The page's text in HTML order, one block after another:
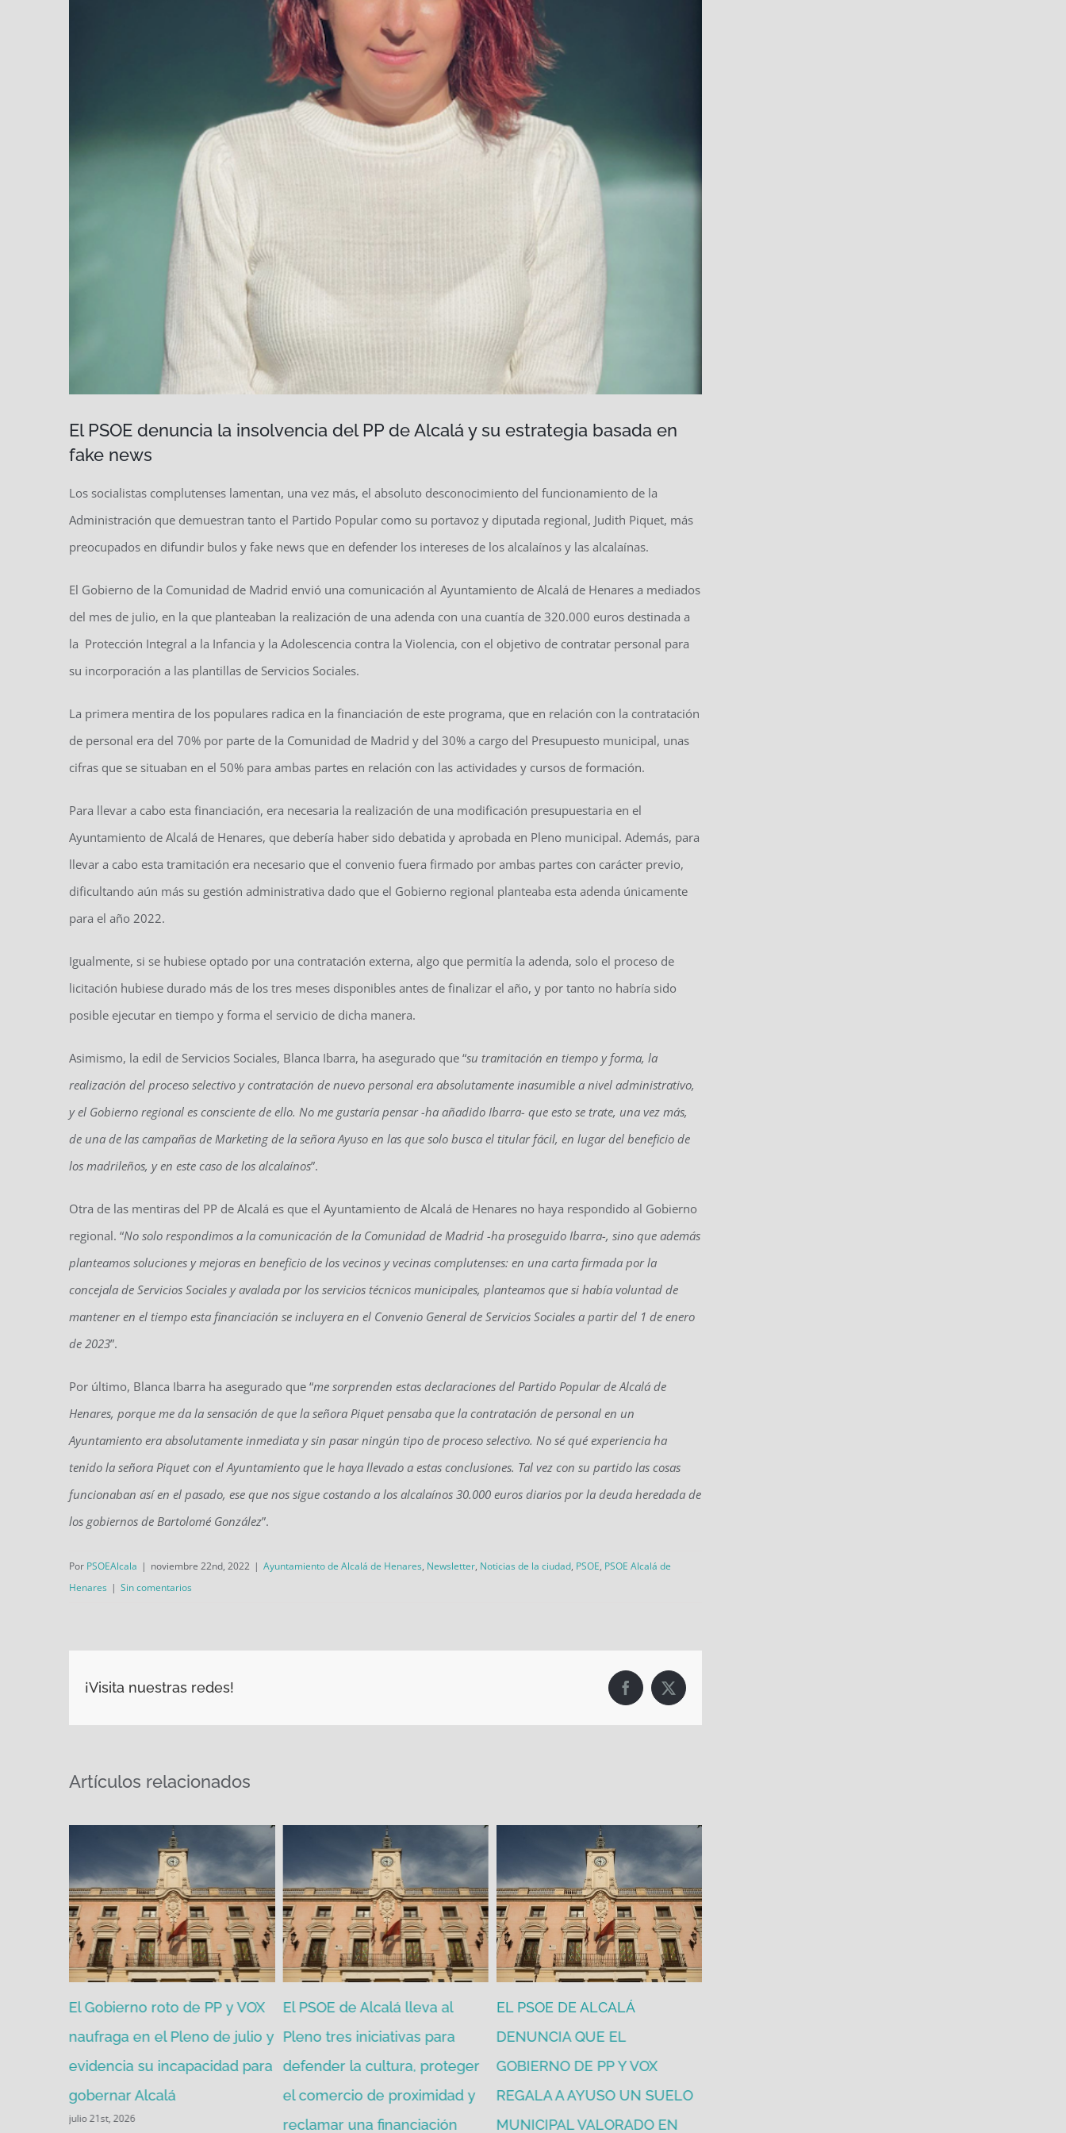
El PSOE denuncia la insolvencia del PP de Alcalá y su estrategia basada en
fake news
Los socialistas complutenses lamentan, una vez más, el absoluto desconocimiento del funcionamiento de la
Administración que demuestran tanto el Partido Popular como su portavoz y diputada regional, Judith Piquet, más
preocupados en difundir bulos y fake news que en defender los intereses de los alcalaínos y las alcalaínas.
El Gobierno de la Comunidad de Madrid envió una comunicación al Ayuntamiento de Alcalá de Henares a mediados
del mes de julio, en la que planteaban la realización de una adenda con una cuantía de 320.000 euros destinada a
la Protección Integral a la Infancia y la Adolescencia contra la Violencia, con el objetivo de contratar personal para
su incorporación a las plantillas de Servicios Sociales.
La primera mentira de los populares radica en la financiación de este programa, que en relación con la contratación
de personal era del 70% por parte de la Comunidad de Madrid y del 30% a cargo del Presupuesto municipal, unas
cifras que se situaban en el 50% para ambas partes en relación con las actividades y cursos de formación.
Para llevar a cabo esta financiación, era necesaria la realización de una modificación presupuestaria en el
Ayuntamiento de Alcalá de Henares, que debería haber sido debatida y aprobada en Pleno municipal. Además, para
llevar a cabo esta tramitación era necesario que el convenio fuera firmado por ambas partes con carácter previo,
dificultando aún más su gestión administrativa dado que el Gobierno regional planteaba esta adenda únicamente
para el año 2022.
Igualmente, si se hubiese optado por una contratación externa, algo que permitía la adenda, solo el proceso de
licitación hubiese durado más de los tres meses disponibles antes de finalizar el año, y por tanto no habría sido
posible ejecutar en tiempo y forma el servicio de dicha manera.
Asimismo, la edil de Servicios Sociales, Blanca Ibarra, ha asegurado que “su tramitación en tiempo y forma, la
realización del proceso selectivo y contratación de nuevo personal era absolutamente inasumible a nivel administrativo,
y el Gobierno regional es consciente de ello. No me gustaría pensar -ha añadido Ibarra- que esto se trate, una vez más,
de una de las campañas de Marketing de la señora Ayuso en las que solo busca el titular fácil, en lugar del beneficio de
los madrileños, y en este caso de los alcalaínos”.
Otra de las mentiras del PP de Alcalá es que el Ayuntamiento de Alcalá de Henares no haya respondido al Gobierno
regional. “No solo respondimos a la comunicación de la Comunidad de Madrid -ha proseguido Ibarra-, sino que además
planteamos soluciones y mejoras en beneficio de los vecinos y vecinas complutenses: en una carta firmada por la
concejala de Servicios Sociales y avalada por los servicios técnicos municipales, planteamos que si había voluntad de
mantener en el tiempo esta financiación se incluyera en el Convenio General de Servicios Sociales a partir del 1 de enero
de 2023”.
Por último, Blanca Ibarra ha asegurado que “me sorprenden estas declaraciones del Partido Popular de Alcalá de
Henares, porque me da la sensación de que la señora Piquet pensaba que la contratación de personal en un
Ayuntamiento era absolutamente inmediata y sin pasar ningún tipo de proceso selectivo. No sé qué experiencia ha
tenido la señora Piquet con el Ayuntamiento que le haya llevado a estas conclusiones. Tal vez con su partido las cosas
funcionaban así en el pasado, ese que nos sigue costando a los alcalaínos 30.000 euros diarios por la deuda heredada de
los gobiernos de Bartolomé González”.
Por PSOEAlcala | noviembre 22nd, 2022 | Ayuntamiento de Alcalá de Henares, Newsletter, Noticias de la ciudad, PSOE, PSOE Alcalá de
Henares | Sin comentarios
¡Visita nuestras redes! Facebook
X
Artículos relacionados
El Gobierno roto de PP y VOX
naufraga en el Pleno de julio y
evidencia su incapacidad para
gobernar Alcalá
julio 21st, 2026
El PSOE de Alcalá lleva al
Pleno tres iniciativas para
defender la cultura, proteger
el comercio de proximidad y
reclamar una financiación
EL PSOE DE ALCALÁ
DENUNCIA QUE EL
GOBIERNO DE PP Y VOX
REGALA A AYUSO UN SUELO
MUNICIPAL VALORADO EN